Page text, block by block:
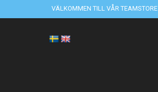
VÄLKOMMEN TILL VÅR TEAMSTORE